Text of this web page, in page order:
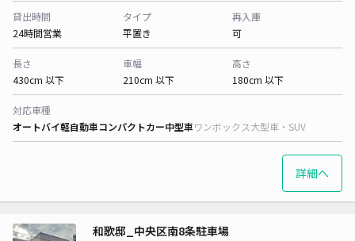
貸出時間
24時間営業
タイプ
平置き
再入庫
可
長さ
430cm 以下
車幅
210cm 以下
高さ
180cm 以下
対応車種
オートバイ軽自動車コンパクトカー中型車ワンボックス大型車・SUV
詳細へ
和歌邸_中央区南8条駐車場